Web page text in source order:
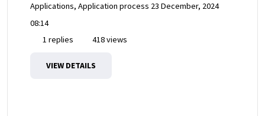
Applications, Application process 23 December, 2024
08:14
1 replies
418 views
VIEW DETAILS